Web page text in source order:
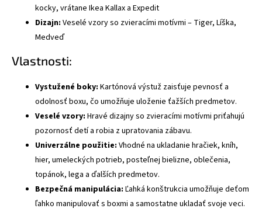
kocky, vrátane Ikea Kallax a Expedit
Dizajn: Veselé vzory so zvieracími motívmi – Tiger, Líška,
Medveď
Vlastnosti:
Vystužené boky: Kartónová výstuž zaisťuje pevnosť a
odolnosť boxu, čo umožňuje uloženie ťažších predmetov.
Veselé vzory: Hravé dizajny so zvieracími motívmi priťahujú
pozornosť detí a robia z upratovania zábavu.
Univerzálne použitie: Vhodné na ukladanie hračiek, kníh,
hier, umeleckých potrieb, posteľnej bielizne, oblečenia,
topánok, lega a ďalších predmetov.
Bezpečná manipulácia: Ľahká konštrukcia umožňuje deťom
ľahko manipulovať s boxmi a samostatne ukladať svoje veci.